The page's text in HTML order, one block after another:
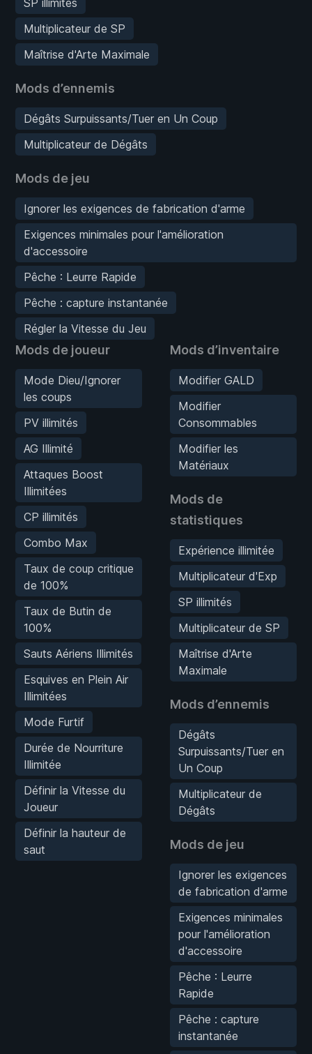
SP illimités
Multiplicateur de SP
Maîtrise d'Arte Maximale
Mods d’ennemis
Dégâts Surpuissants/Tuer en Un Coup
Multiplicateur de Dégâts
Mods de jeu
Ignorer les exigences de fabrication d'arme
Exigences minimales pour l'amélioration
d'accessoire
Pêche : Leurre Rapide
Pêche : capture instantanée
Régler la Vitesse du Jeu
Mods de joueur
Mode Dieu/Ignorer
les coups
PV illimités
AG Illimité
Attaques Boost
Illimitées
CP illimités
Combo Max
Taux de coup critique
de 100%
Taux de Butin de
100%
Sauts Aériens Illimités
Esquives en Plein Air
Illimitées
Mode Furtif
Durée de Nourriture
Illimitée
Définir la Vitesse du
Joueur
Définir la hauteur de
saut
Mods d’inventaire
Modifier GALD
Modifier
Consommables
Modifier les
Matériaux
Mods de
statistiques
Expérience illimitée
Multiplicateur d'Exp
SP illimités
Multiplicateur de SP
Maîtrise d'Arte
Maximale
Mods d’ennemis
Dégâts
Surpuissants/Tuer en
Un Coup
Multiplicateur de
Dégâts
Mods de jeu
Ignorer les exigences
de fabrication d'arme
Exigences minimales
pour l'amélioration
d'accessoire
Pêche : Leurre
Rapide
Pêche : capture
instantanée